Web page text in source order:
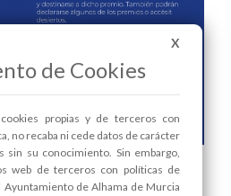
X
de Cookies
propias y de terceros con
no recaba ni cede datos de carácter
sin su conocimiento. Sin embargo,
web de terceros con políticas de
Ayuntamiento de Alhama de Murcia